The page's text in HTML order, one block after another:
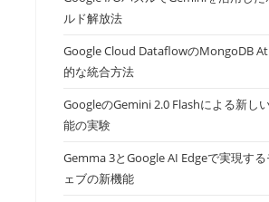
ルド解放法
Google Cloud DataflowのMongoDB
的な統合方法
GoogleのGemini 2.0 Flashによる新し
能の実験
Gemma 3とGoogle AI Edgeで実現す
ェブの新機能